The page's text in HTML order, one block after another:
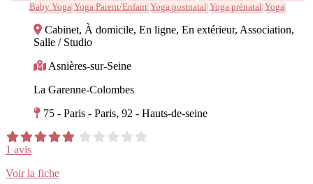
Baby Yoga Yoga Parent/Enfant Yoga postnatal Yoga prénatal Yoga
Cabinet, À domicile, En ligne, En extérieur, Association,
Salle / Studio
Asnières-sur-Seine
La Garenne-Colombes
75 - Paris - Paris, 92 - Hauts-de-seine
1 avis
Voir la fiche